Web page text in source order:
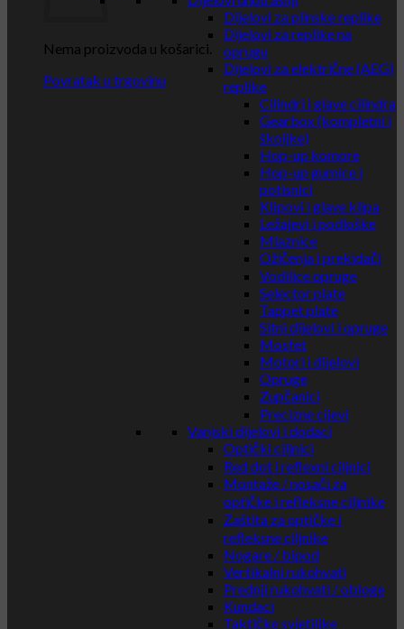
Nema proizvoda u košarici.
Povratak u trgovinu
Dijelovi za plinske replike
Dijelovi za replike na
oprugu
Dijelovi za električne (AEG)
replike
Cilindri i glave cilindra
Gearbox (kompletni i
školjke)
Hop-up komore
Hop-up gumice i
potisnici
Klipovi i glave klipa
Ležajevi i podloške
Mlaznice
Ožičenja i prekidači
Vodilice opruge
Selector plate
Tappet plate
Sitni dijelovi i opruge
Mosfet
Motori i dijelovi
Opruge
Zupčanici
Precizne cijevi
Vanjski dijelovi i dodaci
Optički ciljnici
Red dot i reflexni ciljnici
Montaže / nosači za
optičke i refleksne ciljnike
Zaštita za optičke i
refleksne ciljnike
Nogare / bipod
Vertikalni rukohvati
Prednji rukohvati / obloge
Kundaci
Taktičke svjetiljke